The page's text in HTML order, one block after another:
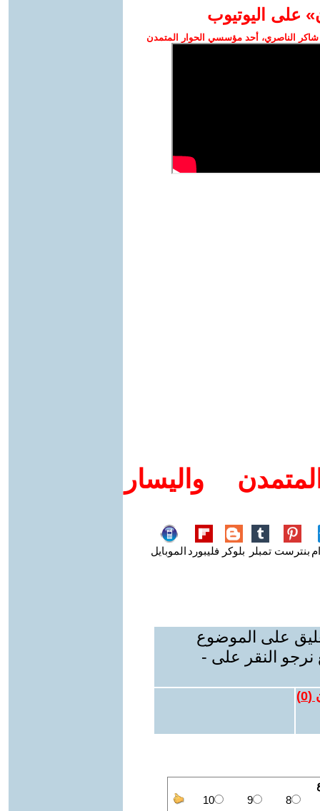
على اليوتيوب
الناصري، أحد مؤسسي الحوار المتمدن
واليسار
بنترست تمبلر بلوكر فليبورد الموبايل
على الموضوع
نرجو النقر على -
(
0
)